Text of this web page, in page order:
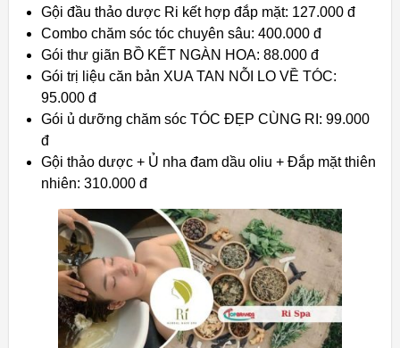
Gội đầu thảo dược Ri kết hợp đắp mặt: 127.000 đ
Combo chăm sóc tóc chuyên sâu: 400.000 đ
Gói thư giãn BỒ KẾT NGÀN HOA: 88.000 đ
Gói trị liệu căn bản XUA TAN NỖI LO VỀ TÓC:
95.000 đ
Gói ủ dưỡng chăm sóc TÓC ĐẸP CÙNG RI: 99.000
đ
Gội thảo dược + Ủ nha đam dầu oliu + Đắp mặt thiên
nhiên: 310.000 đ